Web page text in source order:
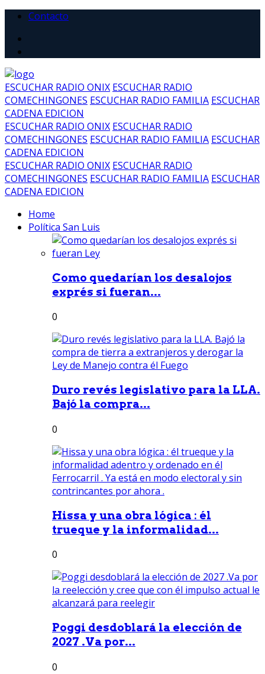
Contacto
ESCUCHAR RADIO ONIX ESCUCHAR RADIO
COMECHINGONES ESCUCHAR RADIO FAMILIA ESCUCHAR
CADENA EDICION
ESCUCHAR RADIO ONIX ESCUCHAR RADIO
COMECHINGONES ESCUCHAR RADIO FAMILIA ESCUCHAR
CADENA EDICION
ESCUCHAR RADIO ONIX ESCUCHAR RADIO
COMECHINGONES ESCUCHAR RADIO FAMILIA ESCUCHAR
CADENA EDICION
Home
Política San Luis
Como quedarían los desalojos
exprés si fueran...
0
Duro revés legislativo para la LLA.
Bajó la compra...
0
Hissa y una obra lógica : él
trueque y la informalidad...
0
Poggi desdoblará la elección de
2027 .Va por...
0